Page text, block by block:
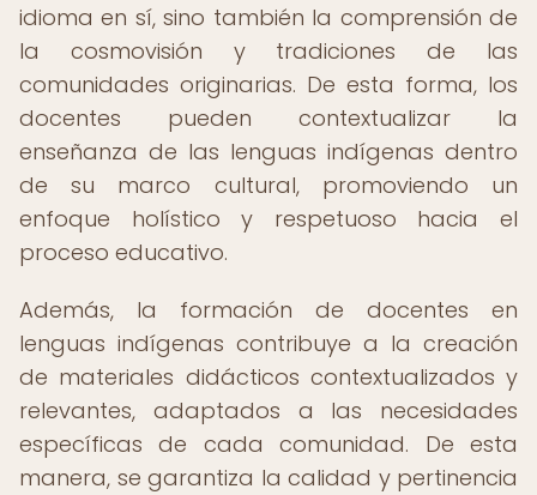
idioma en sí, sino también la comprensión de
la cosmovisión y tradiciones de las
comunidades originarias. De esta forma, los
docentes pueden contextualizar la
enseñanza de las lenguas indígenas dentro
de su marco cultural, promoviendo un
enfoque holístico y respetuoso hacia el
proceso educativo.
Además, la formación de docentes en
lenguas indígenas contribuye a la creación
de materiales didácticos contextualizados y
relevantes, adaptados a las necesidades
específicas de cada comunidad. De esta
manera, se garantiza la calidad y pertinencia